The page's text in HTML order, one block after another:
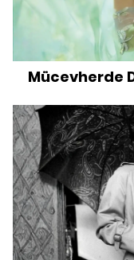
Mücevherde